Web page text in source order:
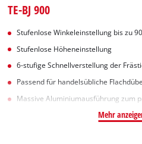
TE-BJ 900
Stufenlose Winkeleinstellung bis zu
Stufenlose Höheneinstellung
6-stufige Schnellverstellung der
Passend für handelsübliche
Massive Aluminiumausführung zum
Mehr